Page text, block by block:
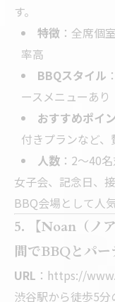
す。
特徴 ：全席個
率高
BBQスタイル
ースメニューあり
おすすめポイ
付きプランなど
人数：2～40
女子会、記念日、
BBQ会場として人気
5. 【Noan（ノ
間でBBQとパ
URL ： https://
渋谷駅から徒歩5分